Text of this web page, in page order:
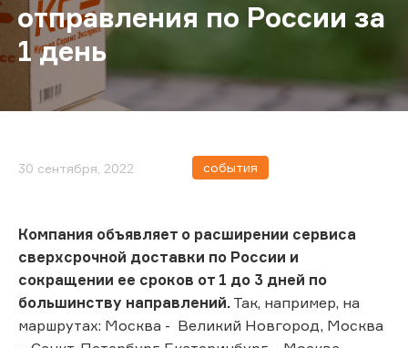
отправления по России за
1 день
30 сентября, 2022 события
Компания объявляет о расширении сервиса
сверхсрочной доставки по России и
сокращении ее сроков от 1 до 3 дней по
большинству направлений. Так, например, на
маршрутах: Москва - Великий Новгород, Москва